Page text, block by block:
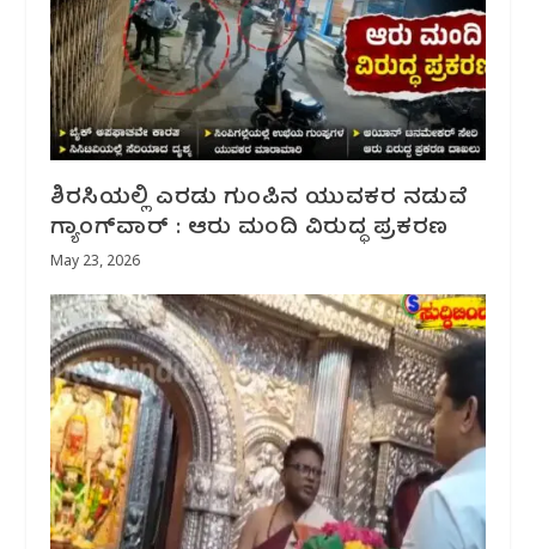
ಶಿರಸಿಯಲ್ಲಿ ಎರಡು ಗುಂಪಿನ ಯುವಕರ ನಡುವೆ
ಗ್ಯಾಂಗ್‌ವಾರ್ : ಆರು ಮಂದಿ ವಿರುದ್ಧ ಪ್ರಕರಣ
May 23, 2026